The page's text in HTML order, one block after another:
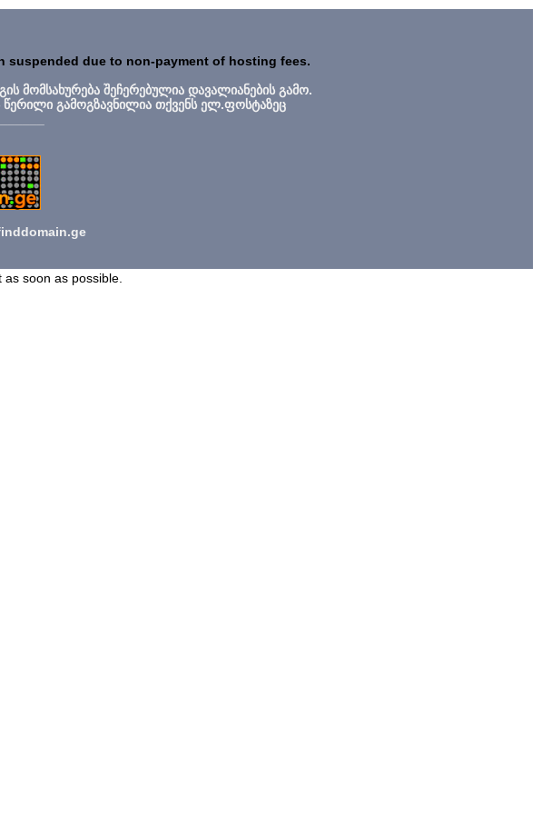
suspended due to non-payment of hosting fees.
მომსახურება შეჩერებულია დავალიანების გამო.
წერილი გამოგზავნილია თქვენს ელ.ფოსტაზეც
soon as possible.